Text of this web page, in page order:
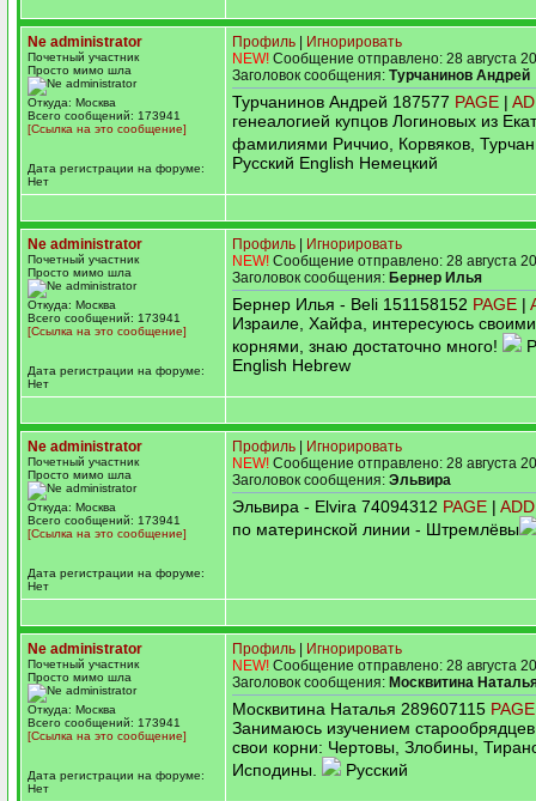
Ne administrator
Почетный участник
Просто мимо шла
Откуда: Москва
Всего сообщений: 173941
[Ссылка на это сообщение]
Дата регистрации на форуме:
Нет
Профиль
Игнорировать
NEW! Сообщение отправлено: 28 августа
Заголовок сообщения: Турчанинов Андрей
Турчанинов Андрей 187577 PAGE |
генеалогией купцов Логиновых из
фамилиями Риччио, Корвяков,
Русский English Немецкий
Ne administrator
Почетный участник
Просто мимо шла
Откуда: Москва
Всего сообщений: 173941
[Ссылка на это сообщение]
Дата регистрации на форуме:
Нет
Профиль
Игнорировать
NEW! Сообщение отправлено: 28 августа
Заголовок сообщения: Бернер Илья
Бернер Илья - Beli 151158152 PAGE |
Израиле, Хайфа, интересуюсь своими
корнями, знаю достаточно много!
English Hebrew
Ne administrator
Почетный участник
Просто мимо шла
Откуда: Москва
Всего сообщений: 173941
[Ссылка на это сообщение]
Дата регистрации на форуме:
Нет
Профиль
Игнорировать
NEW! Сообщение отправлено: 28 августа
Заголовок сообщения: Эльвира
Эльвира - Elvira 74094312 PAGE | ADD
по материнской линии - Штремлёвы
Ne administrator
Почетный участник
Просто мимо шла
Откуда: Москва
Всего сообщений: 173941
[Ссылка на это сообщение]
Дата регистрации на форуме:
Нет
Профиль
Игнорировать
NEW! Сообщение отправлено: 28 августа
Заголовок сообщения: Москвитина
Москвитина Наталья 289607115 PAGE
Занимаюсь изучением
свои корни: Чертовы, Злобины,
Исподины.
Русский